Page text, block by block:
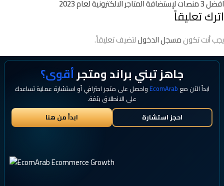
افضل 3 منصات لإستضافة المتاجر الالكترونية لعام 2023
اترك تعليقاً
يجب أنت تكونمسجل الدخوللتضيف تعليقاً.
جاهز تبني براند ومتجرأقوى؟
ابدأ الآن معEcomArabواحصل على متجر احترافي أو استشارة عملية تساعدك
على الانطلاق بثقة.
احجز استشارة
ابدأ من هنا